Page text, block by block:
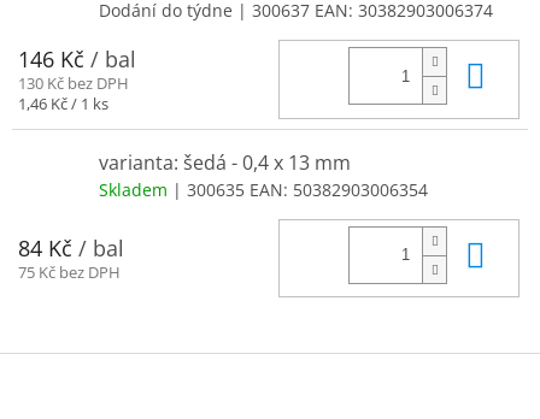
Dodání do týdne | 300637 EAN: 30382903006374
146 Kč / bal
130 Kč bez DPH
Měrná
1,46 Kč / 1 ks
varianta: šedá - 0,4 x 13 mm
Skladem | 300635 EAN: 50382903006354
84 Kč / bal
75 Kč bez DPH
Z